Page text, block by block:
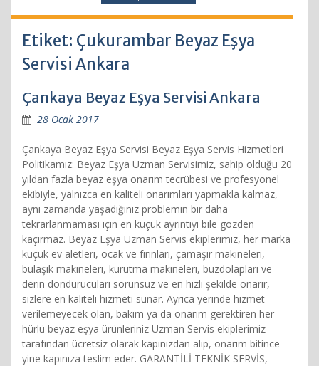
Etiket: Çukurambar Beyaz Eşya
Servisi Ankara
Çankaya Beyaz Eşya Servisi Ankara
28 Ocak 2017
Çankaya Beyaz Eşya Servisi Beyaz Eşya Servis Hizmetleri
Politikamız: Beyaz Eşya Uzman Servisimiz, sahip olduğu 20
yıldan fazla beyaz eşya onarım tecrübesi ve profesyonel
ekibiyle, yalnızca en kaliteli onarımları yapmakla kalmaz,
aynı zamanda yaşadığınız problemin bir daha
tekrarlanmaması için en küçük ayrıntıyı bile gözden
kaçırmaz. Beyaz Eşya Uzman Servis ekiplerimiz, her marka
küçük ev aletleri, ocak ve fırınları, çamaşır makineleri,
bulaşık makineleri, kurutma makineleri, buzdolapları ve
derin dondurucuları sorunsuz ve en hızlı şekilde onarır,
sizlere en kaliteli hizmeti sunar. Ayrıca yerinde hizmet
verilemeyecek olan, bakım ya da onarım gerektiren her
hürlü beyaz eşya ürünleriniz Uzman Servis ekiplerimiz
tarafından ücretsiz olarak kapınızdan alıp, onarım bitince
yine kapınıza teslim eder. GARANTİLİ TEKNİK SERVİS,